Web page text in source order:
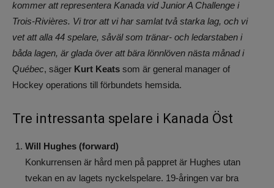
kommer att representera Kanada vid Junior A Challenge i
Trois-Rivières. Vi tror att vi har samlat två starka lag, och vi
vet att alla 44 spelare, såväl som tränar- och ledarstaben i
båda lagen, är glada över att bära lönnlöven nästa månad i
Québec, säger Kurt Keats som är general manager of
Hockey operations till förbundets hemsida.
Tre intressanta spelare i Kanada Öst
Will Hughes (forward)
Konkurrensen är hård men på pappret är Hughes utan
tvekan en av lagets nyckelspelare. 19-åringen var bra